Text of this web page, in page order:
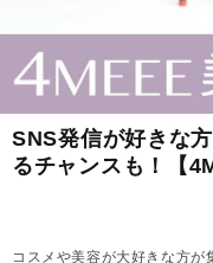
SNS発信が好きな
るチャンスも！【
コスメや美容が大好きな方